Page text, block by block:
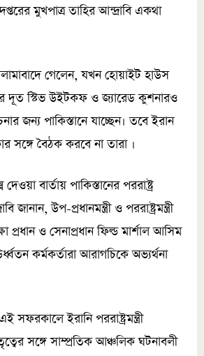
দপ্তরের মুখপাত্র তাহির আন্দ্রাবি একথা
গেলেন, যখন হোয়াইট হাউস
দূত স্টিভ উইটকফ ও জ্যারেড কুশনারও
জন্য পাকিস্তানে যাচ্ছেন। তবে ইরান
সঙ্গে বৈঠক করবে না তারা ।
বার্তায় পাকিস্তানের পররাষ্ট্র
জানান, উপ-প্রধানমন্ত্রী ও পররাষ্ট্রমন্ত্রী
প্রধান ও সেনাপ্রধান ফিল্ড মার্শাল আসিম
কর্মকর্তারা আরাগচিকে অভ্যর্থনা
ইরানি পররাষ্ট্রমন্ত্রী
সঙ্গে সাম্প্রতিক আঞ্চলিক ঘটনাবলী